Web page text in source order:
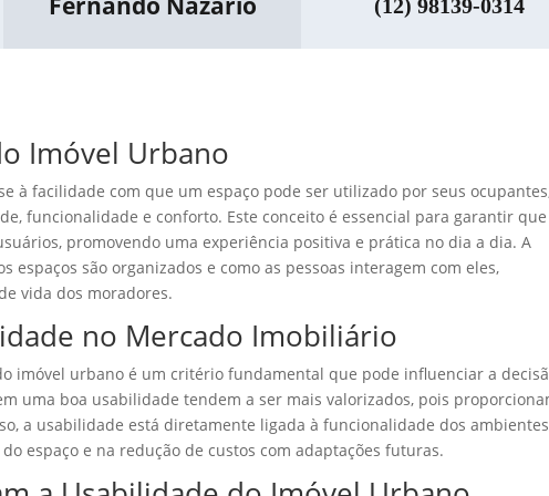
(12) 98139-0314
Imóvel Urbano
à facilidade com que um espaço pode ser utilizado por seus
funcionalidade e conforto. Este conceito é essencial para garantir que
promovendo uma experiência positiva e prática no dia a dia. A
espaços são organizados e como as pessoas interagem com eles,
vida dos moradores.
no Mercado Imobiliário
imóvel urbano é um critério fundamental que pode influenciar a
uma boa usabilidade tendem a ser mais valorizados, pois
a usabilidade está diretamente ligada à funcionalidade dos
espaço e na redução de custos com adaptações futuras.